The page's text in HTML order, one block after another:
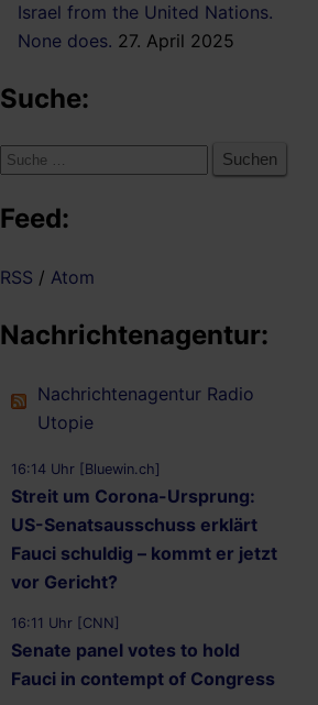
Israel from the United Nations.
None does. 27. April 2025
Suche:
Suche
Feed:
RSS / Atom
Nachrichtenagentur:
Nachrichtenagentur Radio
Utopie
16:14 Uhr [Bluewin.ch]
Streit um Corona-Ursprung:
US-Senatsausschuss erklärt
Fauci schuldig – kommt er jetzt
vor Gericht?
16:11 Uhr [CNN]
Senate panel votes to hold
Fauci in contempt of Congress